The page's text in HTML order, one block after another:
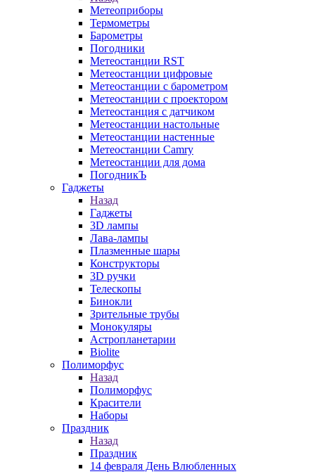
Метеоприборы
Термометры
Барометры
Погодники
Метеостанции RST
Метеостанции цифровые
Метеостанции с барометром
Метеостанции с проектором
Метеостанция с датчиком
Метеостанции настольные
Метеостанции настенные
Метеостанции Camry
Метеостанции для дома
ПогодникЪ
Гаджеты
Назад
Гаджеты
3D лампы
Лава-лампы
Плазменные шары
Конструкторы
3D ручки
Телескопы
Бинокли
Зрительные трубы
Монокуляры
Астропланетарии
Biolite
Полиморфус
Назад
Полиморфус
Красители
Наборы
Праздник
Назад
Праздник
14 февраля День Влюбленных